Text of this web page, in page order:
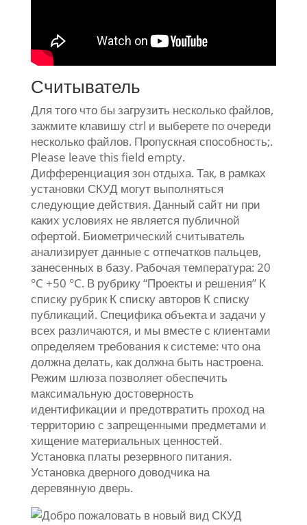
Считыватель
Для того что бы загрузить несколько файлов,
зажмите клавишу ctrl и выберете по очереди
несколько файлов. Пропускная способность;.
Please leave this field empty.
Дифференциация зон отдыха. Так, в рамках
установки СКУД могут выполняться
следующие действия. Данный сайт ни при
каких условиях не является публичной
офертой. Биометрический считыватель
анализирует данные с отпечатков пальцев,
занесенных в базу. Рабочая температура: 20
°C +50 °C. В рубрику “Проекты и решения” К
списку рубрик К списку авторов К списку
публикаций. Специфика объекта и задачи у
всех различаются, и мы вместе с клиентами
определяем требования к системе: что она
должна делать, как должна быть настроена.
Режим шлюза позволяет обеспечить
максимальную достоверность
идентификации и предотвратить проход на
территорию с запрещенными предметами и
хищение материальных ценностей.
Установка платы резервного питания.
Установка дверного доводчика на
деревянную дверь.